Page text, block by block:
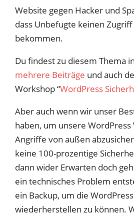
Website gegen Hacker und
dass Unbefugte keinen
bekommen.
Du findest zu diesem Thema
mehrere Beiträge und auch
Workshop “WordPress
Aber auch wenn wir unser
haben, um unsere WordPress
Angriffe von außen
keine 100-prozentige
dann wider Erwarten doch
ein technisches Problem
ein Backup, um die
wiederherstellen zu können.